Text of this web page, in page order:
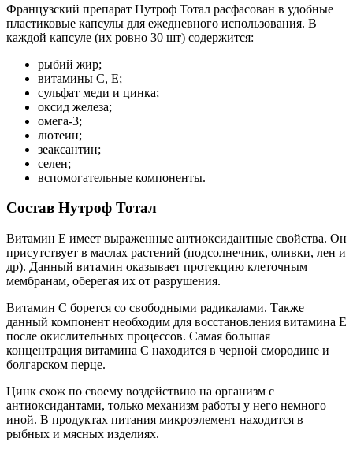
Французский препарат Нутроф Тотал расфасован в удобные
пластиковые капсулы для ежедневного использования. В
каждой капсуле (их ровно 30 шт) содержится:
рыбий жир;
витамины С, Е;
сульфат меди и цинка;
оксид железа;
омега-3;
лютеин;
зеаксантин;
селен;
вспомогательные компоненты.
Состав Нутроф Тотал
Витамин Е имеет выраженные антиоксидантные свойства. Он
присутствует в маслах растений (подсолнечник, оливки, лен и
др). Данный витамин оказывает протекцию клеточным
мембранам, оберегая их от разрушения.
Витамин С борется со свободными радикалами. Также
данный компонент необходим для восстановления витамина Е
после окислительных процессов. Самая большая
концентрация витамина С находится в черной смородине и
болгарском перце.
Цинк схож по своему воздействию на организм с
антиоксидантами, только механизм работы у него немного
иной. В продуктах питания микроэлемент находится в
рыбных и мясных изделиях.